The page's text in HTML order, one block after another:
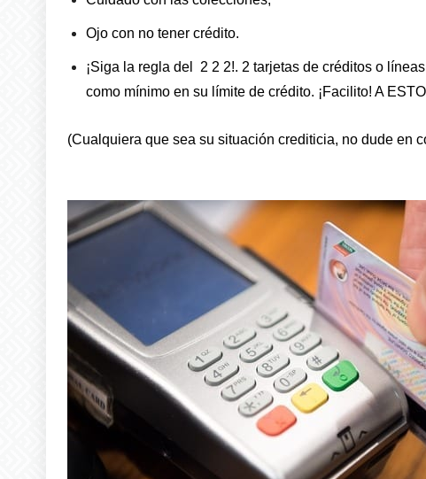
Ojo con no tener crédito.
¡Siga la regla del 2 2 2!. 2 tarjetas de créditos o
como mínimo en su límite de crédito. ¡Facilito! A
(Cualquiera que sea su situación crediticia, no dude en